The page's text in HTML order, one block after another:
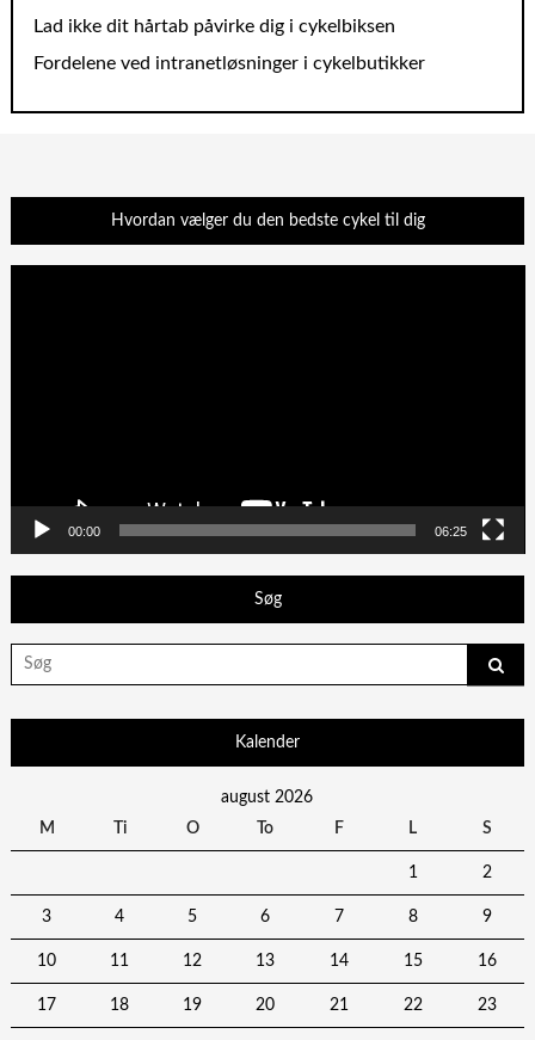
Lad ikke dit hårtab påvirke dig i cykelbiksen
Fordelene ved intranetløsninger i cykelbutikker
Hvordan vælger du den bedste cykel til dig
00:00 06:25
Søg
Search
for:
Kalender
august 2026
M
Ti O To F L S
1 2
3 4 5 6 7 8 9
10 11 12 13 14 15 16
17 18 19 20 21 22 23